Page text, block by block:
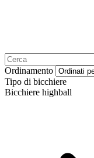
Ordinamento
Tipo di bicchiere
Bicchiere highball